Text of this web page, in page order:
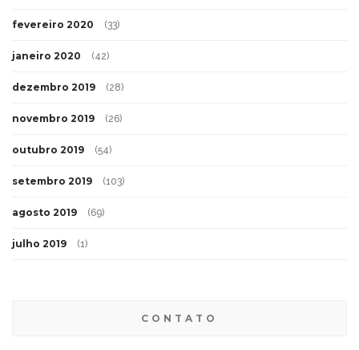
fevereiro 2020 (33)
janeiro 2020 (42)
dezembro 2019 (28)
novembro 2019 (26)
outubro 2019 (54)
setembro 2019 (103)
agosto 2019 (69)
julho 2019 (1)
CONTATO